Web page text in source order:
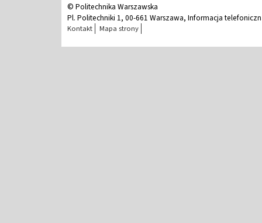
© Politechnika Warszawska
Pl. Politechniki 1, 00-661 Warszawa, Informacja
Kontakt Mapa strony